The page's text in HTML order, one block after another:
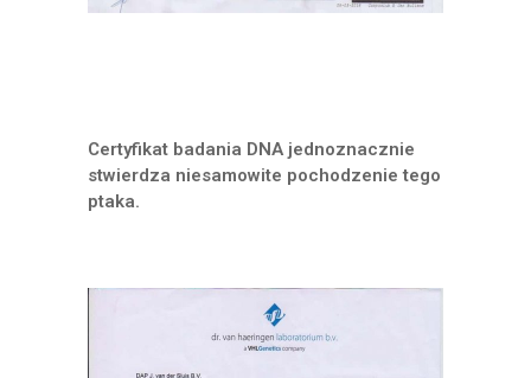
Certyfikat badania DNA jednoznacznie
stwierdza niesamowite pochodzenie tego
ptaka.